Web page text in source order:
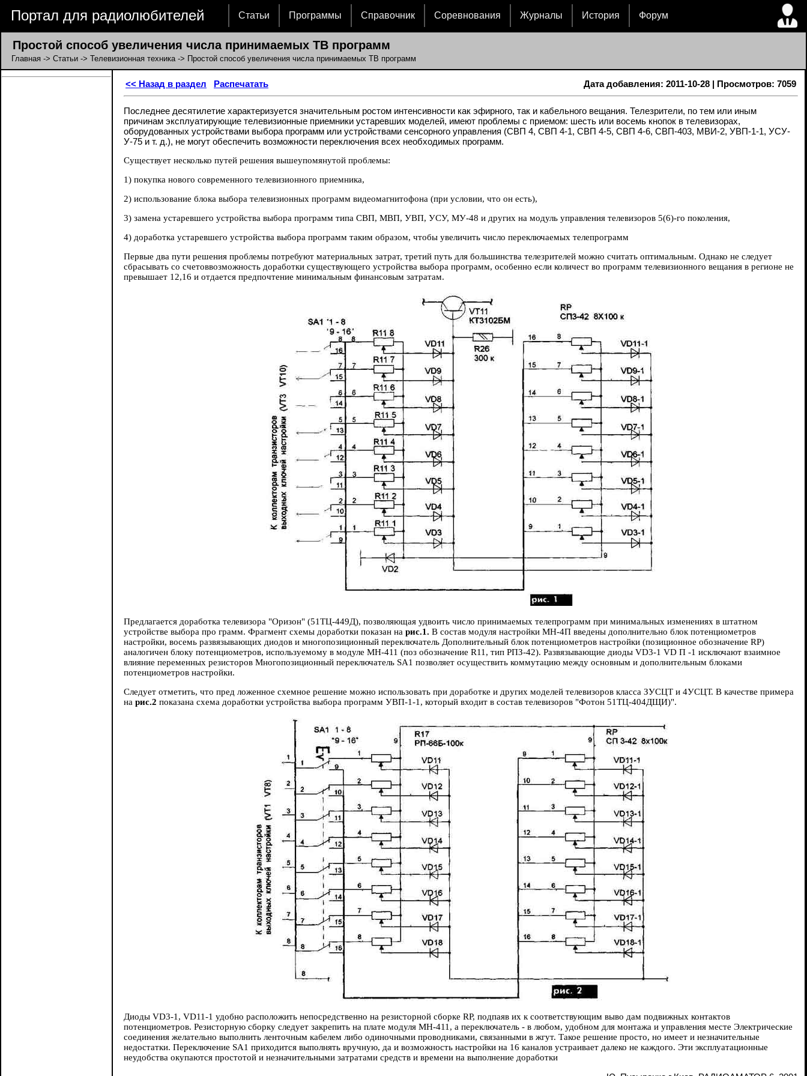
Портал для радиолюбителей Статьи Программы Справочник Соревнования Журналы История Форум
Простой способ увеличения числа принимаемых ТВ программ
Главная -> Статьи -> Телевизионная техника-> Простой способ увеличения числа принимаемых ТВ программ
<< Назад в раздел Распечатать Дата добавления: 2011-10-28 | Просмотров: 7059
Последнее десятилетие характеризуется значительным ростом интенсивности как эфирного, так и кабельного вещания. Телезрители, по тем или иным
причинам эксплуатирующие телевизионные приемники устаревших моделей, имеют проблемы с приемом: шесть или восемь кнопок в телевизорах,
оборудованных устройствами выбора программ или устройствами сенсорного управления (СВП 4, СВП 4-1, СВП 4-5, СВП 4-6, СВП-403, МВИ-2, УВП-1-1, УСУ-
У-75 и т. д.), не могут обеспечить возможности переключения всех необходимых программ.
Существует несколько путей решения вышеупомянутой проблемы:
1) покупка нового современного телевизионного приемника,
2) использование блока выбора телевизионных программ видеомагнитофона (при условии, что он есть),
3) замена устаревшего устройства выбора программ типа СВП, МВП, УВП, УСУ, МУ-48 и других на модуль управления телевизоров 5(6)-го поколения,
4) доработка устаревшего устройства выбора программ таким образом, чтобы увеличить число переключаемых телепрограмм
Первые два пути решения проблемы потребуют материальных затрат, третий путь для большинства телезрителей можно считать оптимальным. Однако не следует
сбрасывать со счетоввозможность доработки существующего устройства выбора программ, особенно если количест во программ телевизионного вещания в регионе не
превышает 12,16 и отдается предпочтение минимальным финансовым затратам.
Предлагается доработка телевизора "Оризон" (51ТЦ-449Д), позволяющая удвоить число принимаемых телепрограмм при минимальных изменениях в штатном
устройстве выбора про грамм. Фрагмент схемы доработки показан на рис.1. В состав модуля настройки МН-4П введены дополнительно блок потенциометров
настройки, восемь развязывающих диодов и многопозиционный переключатель Дополнительный блок потенциометров настройки (позиционное обозначение RP)
аналогичен блоку потенциометров, используемому в модуле МН-411 (поз обозначение R11, тип РПЗ-42). Развязывающие диоды VD3-1 VD П -1 исключают взаимное
влияние переменных резисторов Многопозиционный переключатель SA1 позволяет осуществить коммутацию между основным и дополнительным блоками
потенциометров настройки.
Следует отметить, что пред ложенное схемное решение можно использовать при доработке и других моделей телевизоров класса ЗУСЦТ и 4УСЦТ. В качестве примера
на рис.2 показана схема доработки устройства выбора программ УВП-1-1, который входит в состав телевизоров "Фотон 51ТЦ-404ДЩИ)".
Диоды VD3-1, VD11-1 удобно расположить непосредственно на резисторной сборке RP, подпаяв их к соответствующим выво дам подвижных контактов
потенциометров. Резисторную сборку следует закрепить на плате модуля МН-411, а переключатель - в любом, удобном для монтажа и управления месте Электрические
соединения желательно выполнить ленточным кабелем либо одиночными проводниками, связанными в жгут. Такое решение просто, но имеет и незначительные
недостатки. Переключение SA1 приходится выполнять вручную, да и возможность настройки на 16 каналов устраивает далеко не каждого. Эти эксплуатационные
неудобства окупаются простотой и незначительными затратами средств и времени на выполнение доработки